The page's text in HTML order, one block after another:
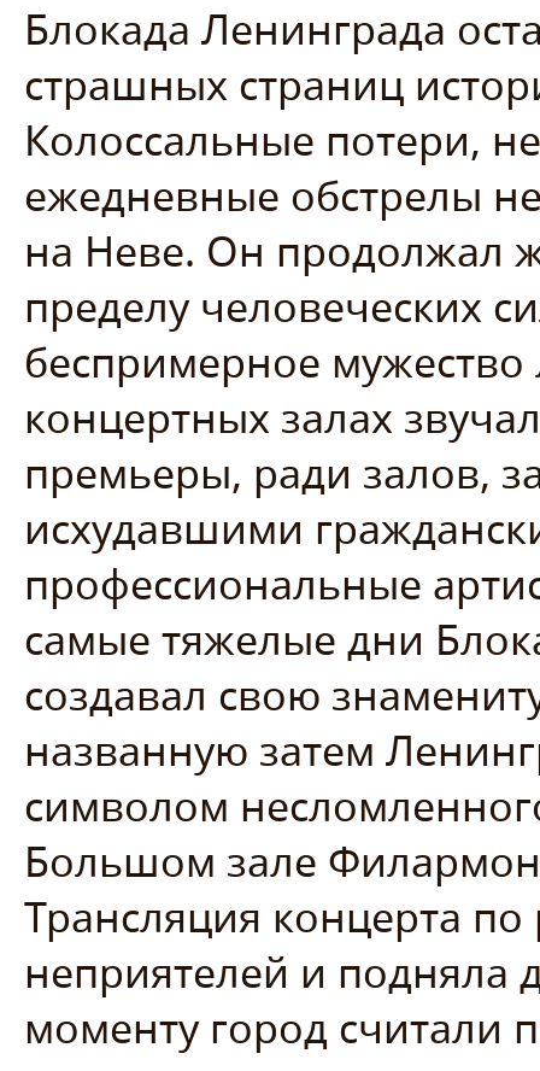
Блокада Ленинграда
страшных страниц
Колоссальные потери,
ежедневные обстрелы
на Неве. Он продолжал
пределу человеческих
беспримерное мужество
концертных залах
премьеры, ради залов,
исхудавшими
профессиональные
самые тяжелые дни
создавал свою
названную затем
символом
Большом зале
Трансляция концерта
неприятелей и подняла
моменту город считали